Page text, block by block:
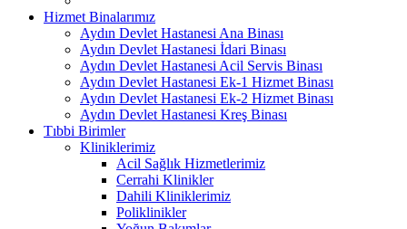
Hizmet Binalarımız
Aydın Devlet Hastanesi Ana Binası
Aydın Devlet Hastanesi İdari Binası
Aydın Devlet Hastanesi Acil Servis Binası
Aydın Devlet Hastanesi Ek-1 Hizmet Binası
Aydın Devlet Hastanesi Ek-2 Hizmet Binası
Aydın Devlet Hastanesi Kreş Binası
Tıbbi Birimler
Kliniklerimiz
Acil Sağlık Hizmetlerimiz
Cerrahi Klinikler
Dahili Kliniklerimiz
Poliklinikler